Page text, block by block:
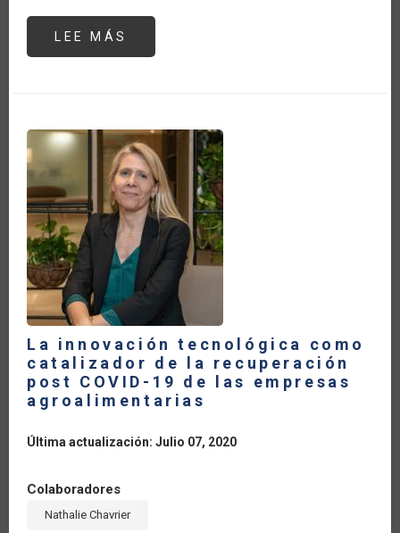
LEE MÁS
Y
PARA
LA
SEGURIDAD
ALIMENTARIA
Y
EL
COMERCIO
AGRÍCOLA
DURANTE
LA
PANDEMIA
La innovación tecnológica como
catalizador de la recuperación
post COVID-19 de las empresas
agroalimentarias
Última actualización: Julio 07, 2020
Colaboradores
Nathalie Chavrier